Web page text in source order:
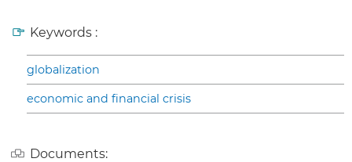
Keywords :
globalization
economic and financial crisis
Documents: